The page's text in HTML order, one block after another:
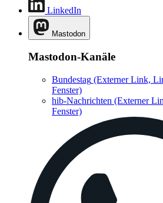
LinkedIn
Mastodon
Mastodon-Kanäle
Bundestag (Externer Link,
Fenster)
hib-Nachrichten (Externer
Fenster)